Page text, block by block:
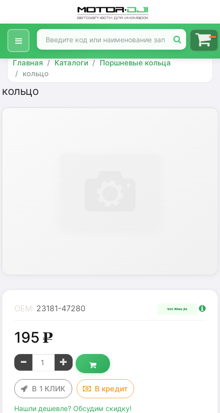
Главная Каталоги
Поршневые кольца
кольцо
кольцо
OEM: 23181-47280
195g
В 1 КЛИК В кредит
Нашли дешевле? Обсудим скидку!